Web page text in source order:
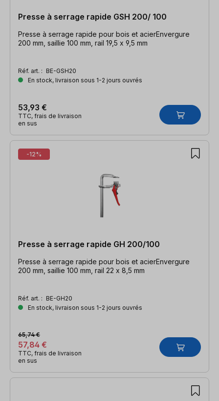
Presse à serrage rapide GSH 200/ 100
Presse à serrage rapide pour bois et acierEnvergure
200 mm, saillie 100 mm, rail 19,5 x 9,5 mm
Réf. art. : BE-GSH20
En stock, livraison sous 1-2 jours ouvrés
53,93 €
TTC, frais de livraison
en sus
-12%
Presse à serrage rapide GH 200/100
Presse à serrage rapide pour bois et acierEnvergure
200 mm, saillie 100 mm, rail 22 x 8,5 mm
Réf. art. : BE-GH20
En stock, livraison sous 1-2 jours ouvrés
57,84 €
65,74 €
TTC, frais de livraison
en sus